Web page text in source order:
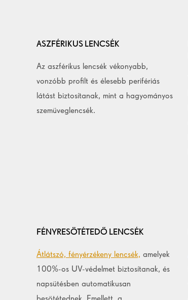
ASZFÉRIKUS LENCSÉK
Az aszférikus lencsék vékonyabb,
vonzóbb profilt és élesebb perifériás
látást biztosítanak, mint a hagyományos
szemüveglencsék.
FÉNYRESÖTÉTEDŐ LENCSÉK
Átlátszó, fényérzékeny lencsék, amelyek
100%-os UV-védelmet biztosítanak, és
napsütésben automatikusan